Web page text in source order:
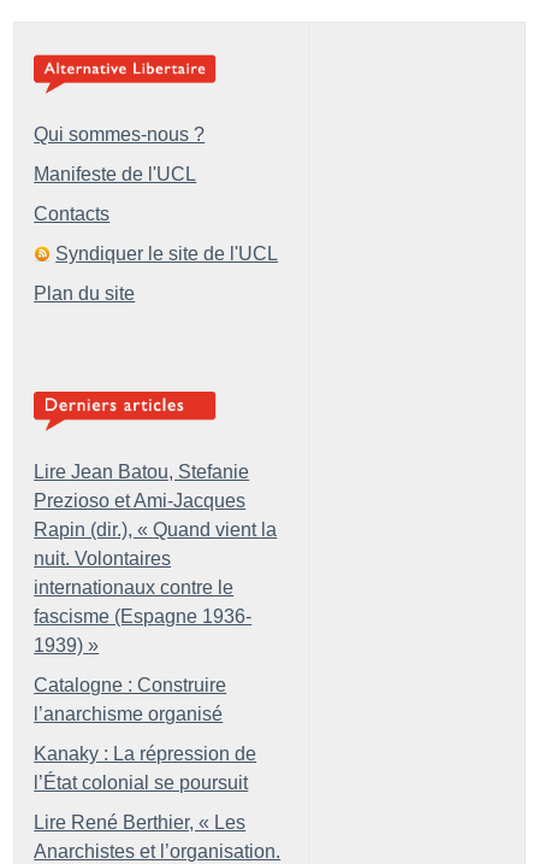
Qui sommes-nous ?
Manifeste de l'UCL
Contacts
Syndiquer le site de l'UCL
Plan du site
Lire Jean Batou, Stefanie
Prezioso et Ami-Jacques
Rapin (dir.), « Quand vient la
nuit. Volontaires
internationaux contre le
fascisme (Espagne 1936-
1939) »
Catalogne : Construire
l’anarchisme organisé
Kanaky : La répression de
l’État colonial se poursuit
Lire René Berthier, « Les
Anarchistes et l’organisation.